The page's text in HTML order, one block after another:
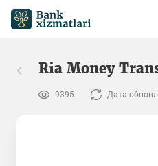
Ria Money
9395 Дата